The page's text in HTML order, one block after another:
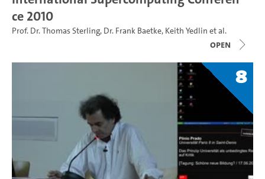
ce 2010
Prof. Dr. Thomas Sterling, Dr. Frank Baetke, Keith Yedlin et al.
open
8